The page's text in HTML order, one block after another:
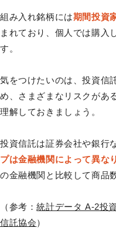
組み入れ銘柄には期間投資
まれており、個人では購入
す。
気をつけたいのは、投資信
め、さまざまなリスクがあ
理解しておきましょう。
投資信託は証券会社や銀行
プは金融機関によって異な
の金融機関と比較して商品
（参考：統計データ A-2投
信託協会）